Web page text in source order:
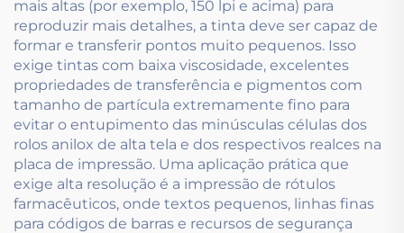
mais altas (por exemplo, 150 lpi e acima) para
reproduzir mais detalhes, a tinta deve ser capaz de
formar e transferir pontos muito pequenos. Isso
exige tintas com baixa viscosidade, excelentes
propriedades de transferência e pigmentos com
tamanho de partícula extremamente fino para
evitar o entupimento das minúsculas células dos
rolos anilox de alta tela e dos respectivos realces na
placa de impressão. Uma aplicação prática que
exige alta resolução é a impressão de rótulos
farmacêuticos, onde textos pequenos, linhas finas
para códigos de barras e recursos de segurança